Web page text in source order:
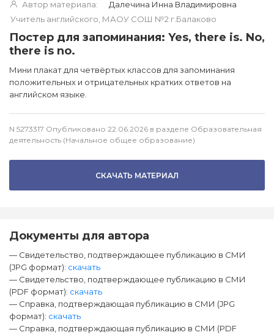
Автор материала:
Далечина Инна Владимировна
Учитель английского, МАОУ СОШ №2 г.Балаково
Постер для запоминания: Yes, there is. No,
there is no.
Мини плакат для четвёртых классов для запоминания
положительных и отрицательных кратких ответов на
английском языке.
N 5273317 Опубликовано 22.06.2026 в разделе Образовательная
деятельность (Начальное общее образование)
СКАЧАТЬ МАТЕРИАЛ
Документы для автора
— Свидетельство, подтверждающее публикацию в СМИ
(JPG формат): скачать
— Свидетельство, подтверждающее публикацию в СМИ
(PDF формат): скачать
— Справка, подтверждающая публикацию в СМИ (JPG
формат): скачать
— Справка, подтверждающая публикацию в СМИ (PDF